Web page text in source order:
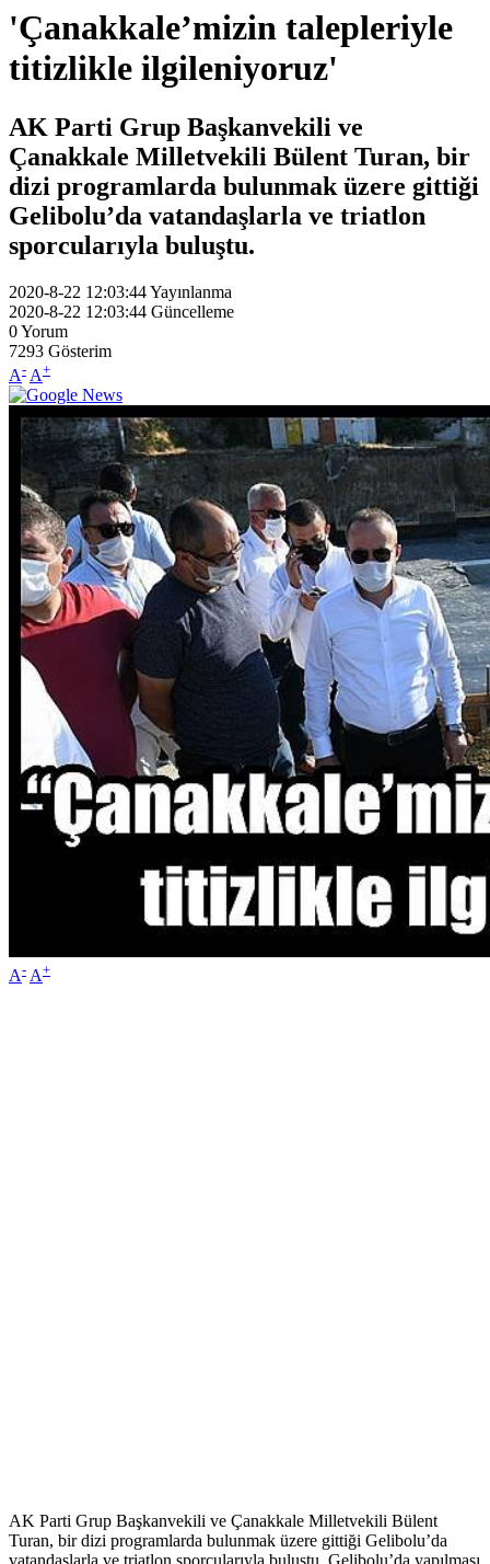
'Çanakkale’mizin talepleriyle
titizlikle ilgileniyoruz'
AK Parti Grup Başkanvekili ve
Çanakkale Milletvekili Bülent Turan, bir
dizi programlarda bulunmak üzere gittiği
Gelibolu’da vatandaşlarla ve triatlon
sporcularıyla buluştu.
2020-8-22 12:03:44Yayınlanma
2020-8-22 12:03:44 Güncelleme
0Yorum
7293 Gösterim
A- A+
A- A+
AK Parti Grup Başkanvekili ve Çanakkale Milletvekili Bülent
Turan, bir dizi programlarda bulunmak üzere gittiği Gelibolu’da